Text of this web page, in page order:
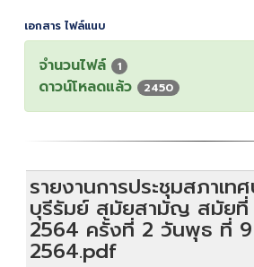
เอกสาร ไฟล์แนบ
จำนวนไฟล์ 1
ดาวน์โหลดแล้ว 2450
รายงานการประชุมสภาเท
บุรีรัมย์ สมัยสามัญ สมัยที่
2564 ครั้งที่ 2 วันพุธ ที่
2564.pdf